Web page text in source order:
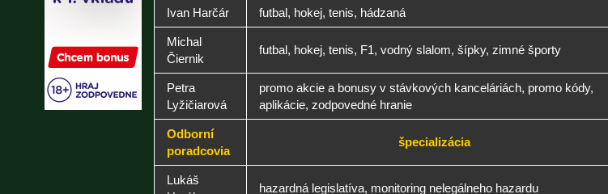
Ivan Harčár futbal, hokej, tenis, hádzaná
Michal
Čiernik
futbal, hokej, tenis, F1, vodný slalom, šípky, zimné športy
Petra
Lyžičiarová
promo akcie a bonusy v stávkových kanceláriách, promo kódy,
aplikácie, zodpovedné hranie
Odborní
poradcovia
špecializácia
Lukáš
hazardná legislatíva, monitoring nelegálneho hazardu